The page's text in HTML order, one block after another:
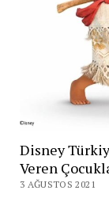
Disney
Veren
3 AĞUSTOS 2021